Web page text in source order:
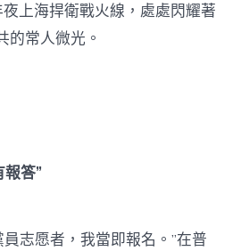
上海捍衛戰火線，處處閃耀著
的常人微光。
答”
志愿者，我當即報名。”在普